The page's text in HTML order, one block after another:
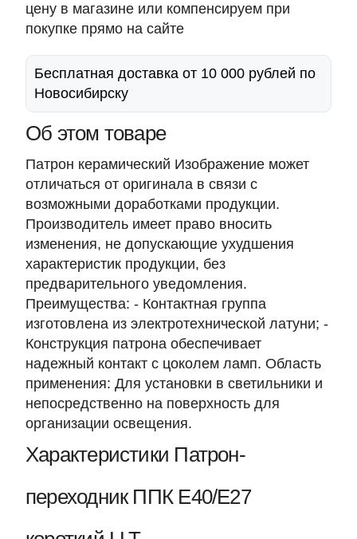
цену в магазине или компенсируем при
покупке прямо на сайте
Бесплатная доставка от 10 000 рублей по
Новосибирску
Об этом товаре
Патрон керамический Изображение может
отличаться от оригинала в связи с
возможными доработками продукции.
Производитель имеет право вносить
изменения, не допускающие ухудшения
характеристик продукции, без
предварительного уведомления.
Преимущества: - Контактная группа
изготовлена из электротехнической латуни; -
Конструкция патрона обеспечивает
надежный контакт с цоколем ламп. Область
применения: Для установки в светильники и
непосредственно на поверхность для
организации освещения.
Характеристики Патрон-
переходник ППК Е40/Е27